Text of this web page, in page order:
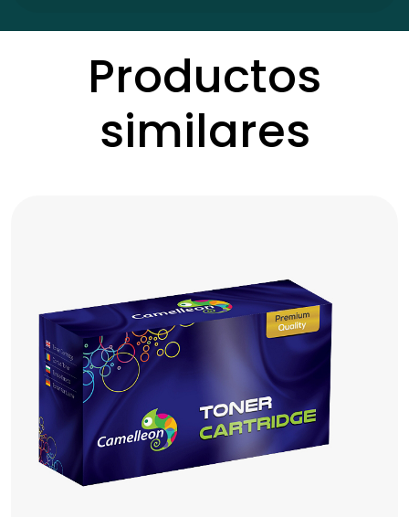
Productos
similares